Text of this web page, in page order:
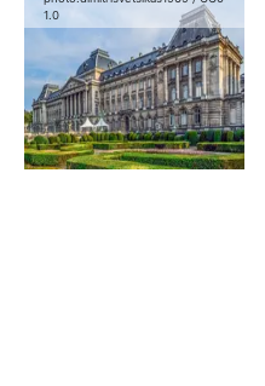
1.0